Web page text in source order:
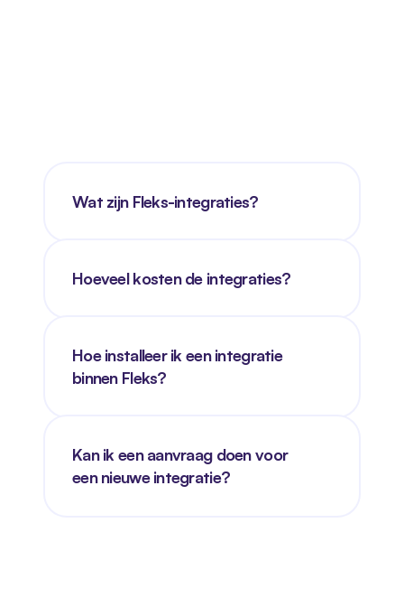
Wat zijn Fleks-integraties?
Hoeveel kosten de integraties?
Hoe installeer ik een integratie
binnen Fleks?
Kan ik een aanvraag doen voor
een nieuwe integratie?